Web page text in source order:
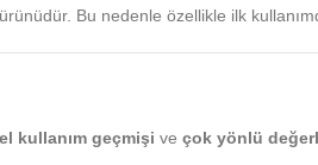
Bu nedenle özellikle ilk
kullanım geçmişi ve çok yönlü